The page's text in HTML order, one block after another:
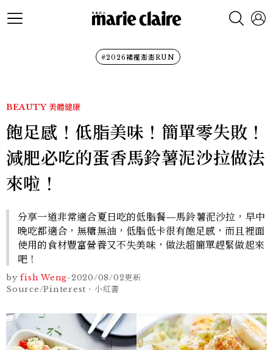
#2026裙襬澎澎RUN
BEAUTY 美體健康
飽足感！低脂美味！簡單零失敗！
減肥必吃的蛋香馬鈴薯泥沙拉做法
來啦！
分享一道非常適合夏日吃的低脂餐—馬鈴薯泥沙拉，早中
晚吃都適合，無糖無油，低脂低卡很有飽足感，而且裡面
使用的食材豐富營養又不失美味，做法超簡單趕緊做起來
吧！
by fish Weng-2020/08/02更新
Source/Pinterest、小紅書